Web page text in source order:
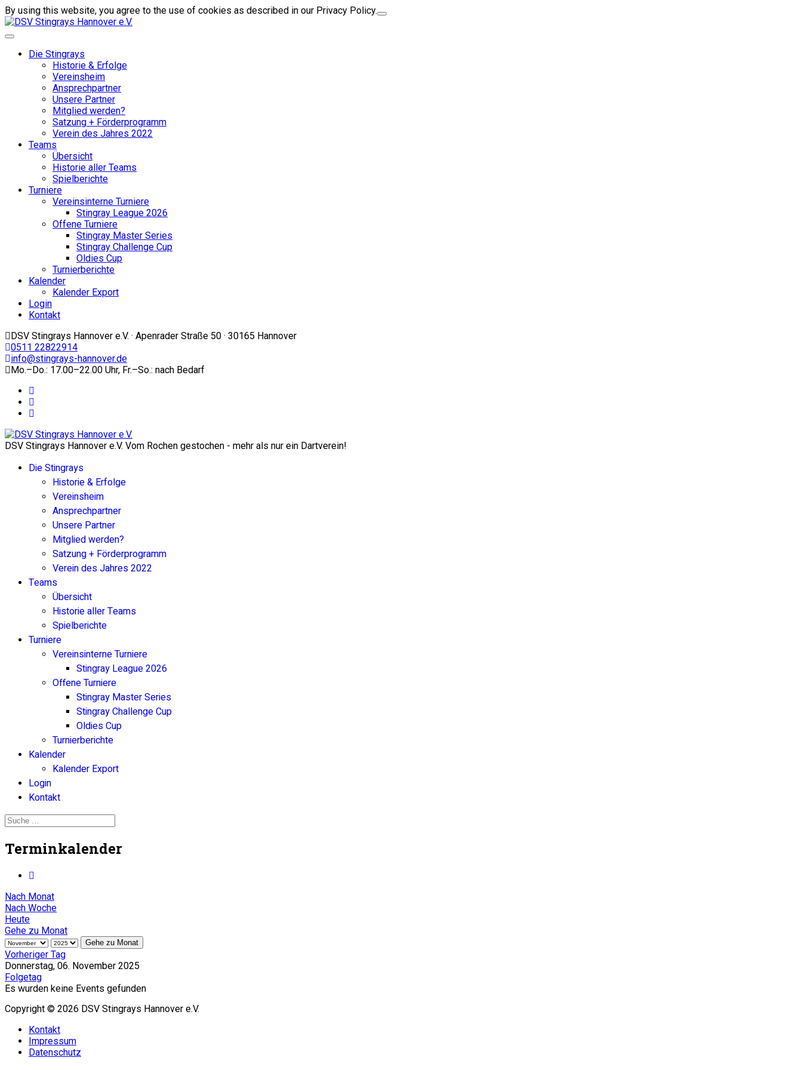
By using this website, you agree to the use of cookies as described in our Privacy Policy.
Die Stingrays
Historie & Erfolge
Vereinsheim
Ansprechpartner
Unsere Partner
Mitglied werden?
Satzung + Förderprogramm
Verein des Jahres 2022
Teams
Übersicht
Historie aller Teams
Spielberichte
Turniere
Vereinsinterne Turniere
Stingray League 2026
Offene Turniere
Stingray Master Series
Stingray Challenge Cup
Oldies Cup
Turnierberichte
Kalender
Kalender Export
Login
Kontakt
DSV Stingrays Hannover e.V. · Apenrader Straße 50 · 30165 Hannover
0511 22822914
info@stingrays-hannover.de
Mo.–Do.: 17.00–22.00 Uhr, Fr.–So.: nach Bedarf
DSV Stingrays Hannover e.V. Vom Rochen gestochen - mehr als nur ein Dartverein!
Die Stingrays
Historie & Erfolge
Vereinsheim
Ansprechpartner
Unsere Partner
Mitglied werden?
Satzung + Förderprogramm
Verein des Jahres 2022
Teams
Übersicht
Historie aller Teams
Spielberichte
Turniere
Vereinsinterne Turniere
Stingray League 2026
Offene Turniere
Stingray Master Series
Stingray Challenge Cup
Oldies Cup
Turnierberichte
Kalender
Kalender Export
Login
Kontakt
Terminkalender
Nach Monat
Nach Woche
Heute
Gehe zu Monat
Gehe zu Monat
Vorheriger Tag
Donnerstag, 06. November 2025
Folgetag
Es wurden keine Events gefunden
Copyright © 2026 DSV Stingrays Hannover e.V.
Kontakt
Impressum
Datenschutz